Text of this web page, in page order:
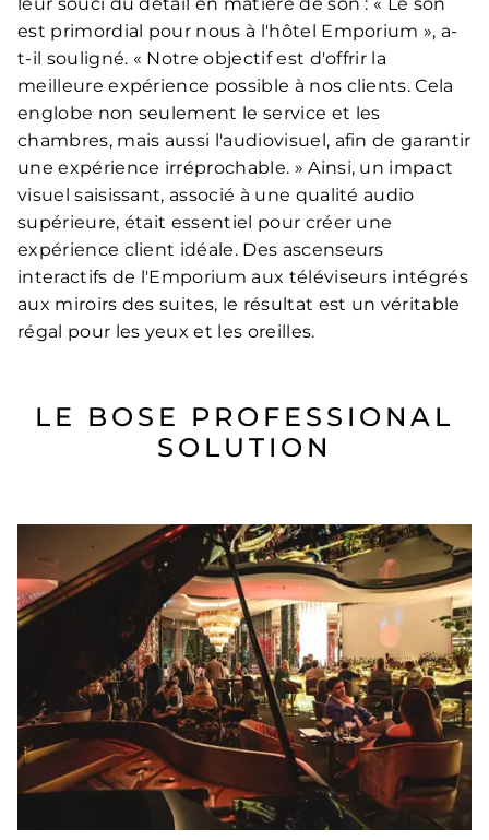
est primordial pour nous à l'hôtel Emporium », a-
t-il souligné. « Notre objectif est d'offrir la
meilleure expérience possible à nos clients. Cela
englobe non seulement le service et les
chambres, mais aussi l'audiovisuel, afin de garantir
une expérience irréprochable. » Ainsi, un impact
visuel saisissant, associé à une qualité audio
supérieure, était essentiel pour créer une
expérience client idéale. Des ascenseurs
interactifs de l'Emporium aux téléviseurs intégrés
aux miroirs des suites, le résultat est un véritable
régal pour les yeux et les oreilles.
LE BOSE PROFESSIONAL
SOLUTION